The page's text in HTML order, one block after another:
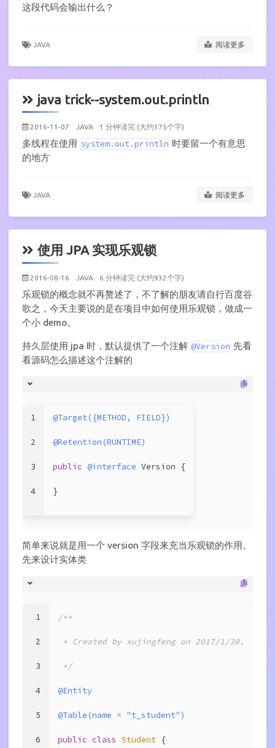
这段代码会输出什么？
JAVA 阅读更多
java trick--system.out.println
2016-11-07 JAVA 1 分钟读完 (大约175个字)
多线程在使用 system.out.println 时要留一个有意思
的地方
JAVA 阅读更多
使用 JPA 实现乐观锁
2016-08-16 JAVA 6 分钟读完 (大约932个字)
乐观锁的概念就不再赘述了，不了解的朋友请自行百度谷
歌之，今天主要说的是在项目中如何使用乐观锁，做成一
个小 demo。
持久层使用 jpa 时，默认提供了一个注解 @Version 先看
看源码怎么描述这个注解的
1
2
3
4
@Target({METHOD, FIELD})
@Retention(RUNTIME)
public @interface Version {
}
简单来说就是用一个 version 字段来充当乐观锁的作用。
先来设计实体类
1
2
3
4
5
6
/**
* Created by xujingfeng on 2017/1/30.
*/
@Entity
@Table(name = "t_student")
public class Student {